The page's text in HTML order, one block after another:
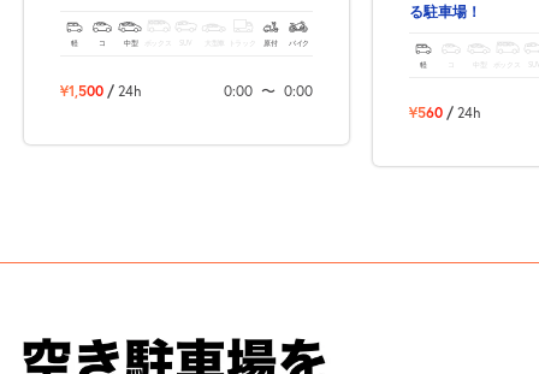
軽 コ 中型 ボックス SUV トラック 原付 バイク
¥1,500 / 24h 0:00 〜 0:00
る駐車場！
軽 ボックス
¥560 / 24h